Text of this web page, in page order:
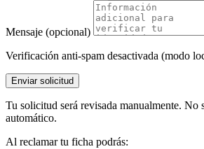
Mensaje (opcional)
Verificación anti-spam desactivada (modo
Enviar solicitud
Tu solicitud será revisada manualmente. No
automático.
Al reclamar tu ficha podrás: